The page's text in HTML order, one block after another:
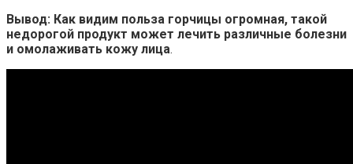
Вывод: Как видим польза горчицы огромная, такой
недорогой продукт может лечить различные болезни
и омолаживать кожу лица.